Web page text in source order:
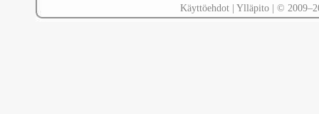
Käyttöehdot| Ylläpito| ©